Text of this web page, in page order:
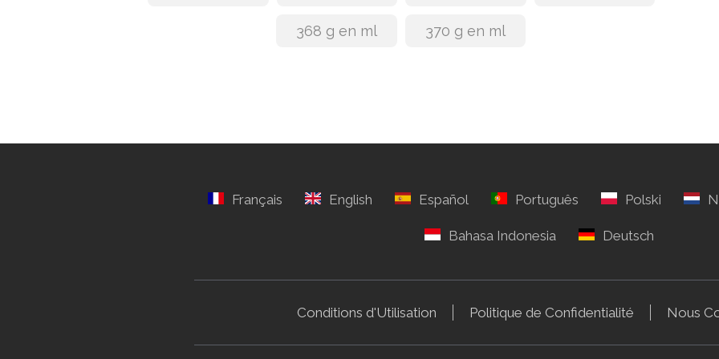
368 g en ml 370 g en ml
Conditions d'Utilisation Politique de Confidentialité Nous